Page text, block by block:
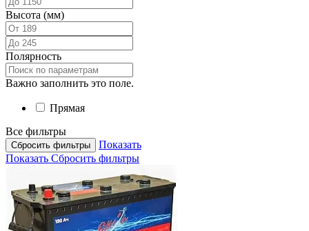
Высота (мм)
Полярность
Важно заполнить это поле.
Прямая
Все фильтры
Сбросить фильтры
Показать
Показать Сбросить фильтры